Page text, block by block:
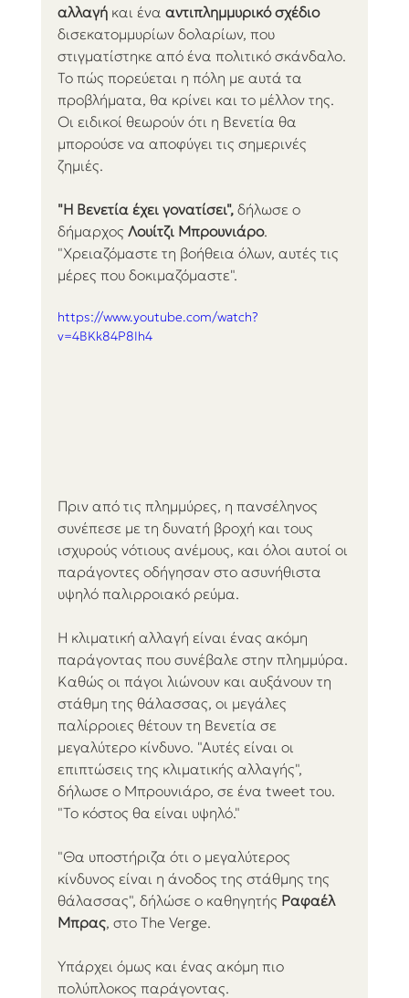
αλλαγή και ένα αντιπλημμυρικό σχέδιο
δισεκατομμυρίων δολαρίων, που
στιγματίστηκε από ένα πολιτικό σκάνδαλο.
Το πώς πορεύεται η πόλη με αυτά τα
προβλήματα, θα κρίνει και το μέλλον της.
Οι ειδικοί θεωρούν ότι η Βενετία θα
μπορούσε να αποφύγει τις σημερινές
ζημιές.
"Η Βενετία έχει γονατίσει", δήλωσε ο
δήμαρχος Λουίτζι Μπρουνιάρο.
"Χρειαζόμαστε τη βοήθεια όλων, αυτές τις
μέρες που δοκιμαζόμαστε".
https://www.youtube.com/watch?
v=4BKk84P8Ih4
Πριν από τις πλημμύρες, η πανσέληνος
συνέπεσε με τη δυνατή βροχή και τους
ισχυρούς νότιους ανέμους, και όλοι αυτοί οι
παράγοντες οδήγησαν στο ασυνήθιστα
υψηλό παλιρροιακό ρεύμα.
Η κλιματική αλλαγή είναι ένας ακόμη
παράγοντας που συνέβαλε στην πλημμύρα.
Καθώς οι πάγοι λιώνουν και αυξάνουν τη
στάθμη της θάλασσας, οι μεγάλες
παλίρροιες θέτουν τη Βενετία σε
μεγαλύτερο κίνδυνο. "Αυτές είναι οι
επιπτώσεις της κλιματικής αλλαγής",
δήλωσε ο Μπρουνιάρο, σε ένα tweet του.
"Το κόστος θα είναι υψηλό."
"Θα υποστήριζα ότι ο μεγαλύτερος
κίνδυνος είναι η άνοδος της στάθμης της
θάλασσας", δήλώσε ο καθηγητής Ραφαέλ
Μπρας, στο The Verge.
Υπάρχει όμως και ένας ακόμη πιο
πολύπλοκος παράγοντας.